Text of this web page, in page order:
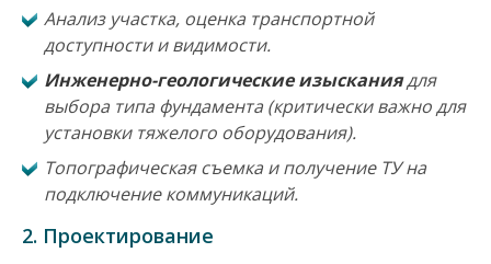
Анализ участка, оценка транспортной
доступности и видимости.
Инженерно-геологические изысканиядля
выбора типа фундамента (критически важно для
установки тяжелого оборудования).
Топографическая съемка и получение ТУ на
подключение коммуникаций.
2. Проектирование